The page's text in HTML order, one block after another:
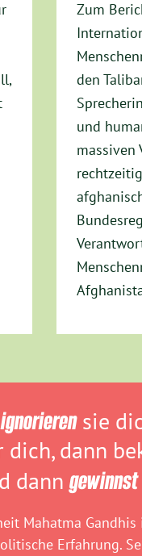
Zum
den
und
massiven
ignorierensie
dich, dann
dann gewinnst
Mahatma
Erfahrung.